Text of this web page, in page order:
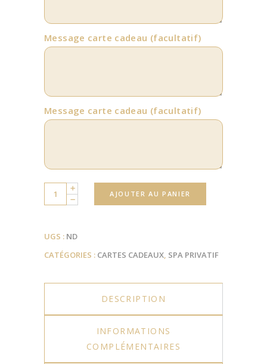
Message carte cadeau (facultatif)
Message carte cadeau (facultatif)
Quantity AJOUTER AU PANIER
UGS : ND
CATÉGORIES : CARTES CADEAUX, SPA PRIVATIF
DESCRIPTION
INFORMATIONS
COMPLÉMENTAIRES